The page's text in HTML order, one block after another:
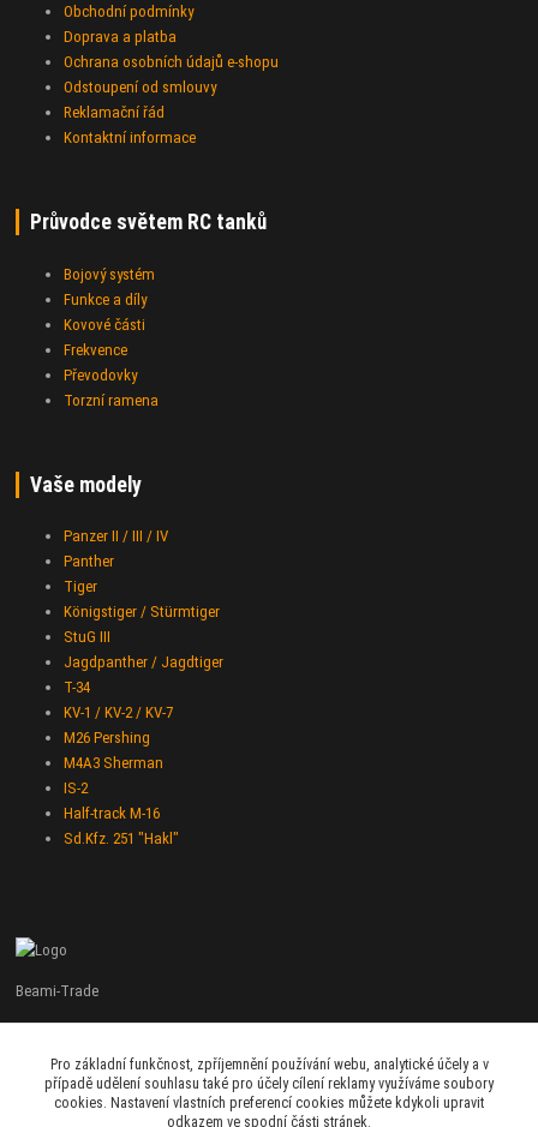
Obchodní podmínky
Doprava a platba
Ochrana osobních údajů e-shopu
Odstoupení od smlouvy
Reklamační řád
Kontaktní informace
Průvodce světem RC tanků
Bojový systém
Funkce a díly
Kovové části
Frekvence
Převodovky
Torzní ramena
Vaše modely
Panzer II / III / IV
Panther
Tiger
Königstiger / Stürmtiger
StuG III
Jagdpanther / Jagdtiger
T-34
KV-1 / KV-2 / KV-7
M26 Pershing
M4A3 Sherman
IS-2
Half-track M-16
Sd.Kfz. 251 "Hakl"
Beami-Trade
Po - Pá 9:00 - 16:00
admin@beami-trade.cz
Pro základní funkčnost, zpříjemnění používání webu, analytické účely a v
případě udělení souhlasu také pro účely cílení reklamy využíváme soubory
cookies. Nastavení vlastních preferencí cookies můžete kdykoli upravit
odkazem ve spodní části stránek.